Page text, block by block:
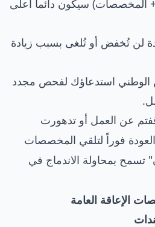
+ المخصصات) سيكون دائماً أعلى
لن تُخفض أو تُلغى بسبب زيادة
الوطني استدعاؤك لفحص مجدد
عن العمل أو تدهورت
فوراً لتلقي المخصصات
تسمح بمحاولة الاندماج في
الإعاقة العامة